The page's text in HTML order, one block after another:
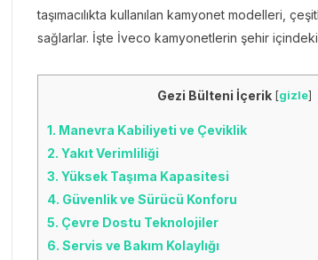
taşımacılıkta kullanılan kamyonet modelleri,
sağlarlar. İşte İveco kamyonetlerin şehir içindeki
Gezi Bülteni İçerik [gizle]
1. Manevra Kabiliyeti ve Çeviklik
2. Yakıt Verimliliği
3. Yüksek Taşıma Kapasitesi
4. Güvenlik ve Sürücü Konforu
5. Çevre Dostu Teknolojiler
6. Servis ve Bakım Kolaylığı